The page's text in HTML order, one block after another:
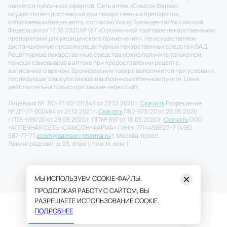
является публичной офертой. Сеть аптек «Самсон Фарма»
осуществляет доставку на дом лекарственных препаратов,
отпускаемым без рецепта, согласно Указу Президента Российской
Федерации от 17.03.2020 № 187 «О розничной торговле лекарственными
препаратами для медицинского применения». Не осуществляем
дистанционную продажу рецептурных лекарственных средств и БАД.
Рецептурные лекарственные средства можно получить только при
помощи самовывоза в аптеке при предоставлении рецепта,
выписанного врачом. Бронирование товара выполняется при условиях
последующего выкупа заказа в выбранном аптечном пункте. Цена
действительна только при заказе через сайт.
Лицензия №: ЛО-77-02-011343 от 22.12.2020 г.СкачатьРазрешение
№ ДТ-77-000464 от 27.12.2021 г.СкачатьП50-673/20 от 26.05.2020
г.П78-696/20 от 29.05.2020 г. ПП № 697 от 16.05.2020 г.СкачатьООО
«АПТЕЧНАЯ СЕТЬ «САМСОН-ФАРМА» / ИНН: 7714456627+7 (495)
587-77-77ecom@samson-pharma.ruг. Москва, просп.
Ленинградский, д. 23, этаж 1, пом. III, ком. 1
МЫ ИСПОЛЬЗУЕМ COOKIE-ФАЙЛЫ.
ПРОДОЛЖАЯ РАБОТУ С САЙТОМ, ВЫ
РАЗРЕШАЕТЕ ИСПОЛЬЗОВАНИЕ COOKIE.
ПОДРОБНЕЕ